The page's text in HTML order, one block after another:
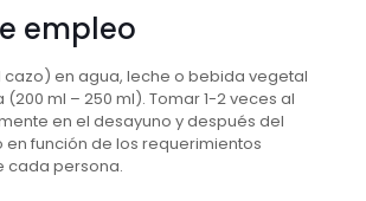
empleo
cazo) en agua, leche o bebida vegetal
ml – 250 ml). Tomar 1-2 veces al
en el desayuno y después del
función de los requerimientos
cada persona.